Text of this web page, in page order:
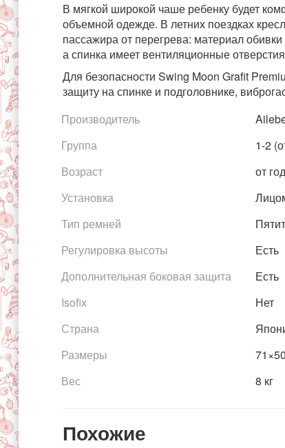
В мягкой широкой чаше ребенку будет
объемной одежде. В летних поездках
пассажира от перегрева: материал
а спинка имеет вентиляционные
Для безопасности Swing Moon Grafit
защиту на спинке и подголовнике,
Производитель
Группа
1-2
Возраст
от
Установка
Тип ремней
Регулировка высоты
Есть
Дополнительная боковая защита
Есть
Isofix
Нет
Страна
Размеры
Вес
8 кг
Похожие